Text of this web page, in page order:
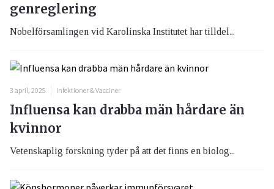
genreglering
Nobelförsamlingen vid Karolinska Institutet har tilldel...
3 april, 2025 Infektioner & Vacciner
Influensa kan drabba män hårdare än
kvinnor
Vetenskaplig forskning tyder på att det finns en biolog...